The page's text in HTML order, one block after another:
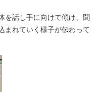
を話し手に向けて傾け、聞
まれていく様子が伝わって